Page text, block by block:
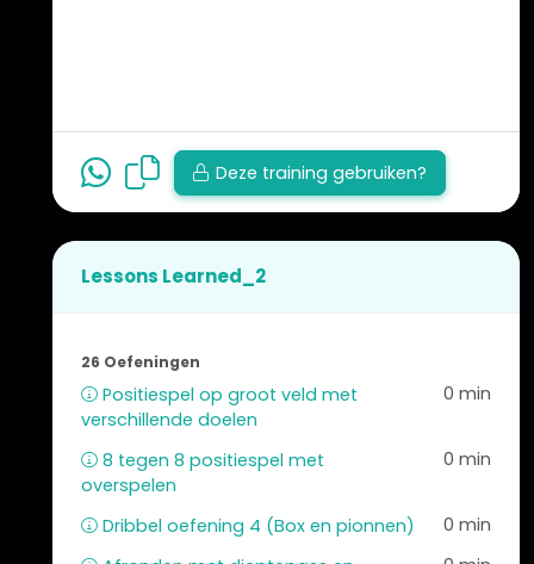
Deze training gebruiken?
Lessons Learned_2
26 Oefeningen
Positiespel op groot veld met
verschillende doelen
0 min
8 tegen 8 positiespel met
overspelen
0 min
Dribbel oefening 4 (Box en pionnen)
0 min